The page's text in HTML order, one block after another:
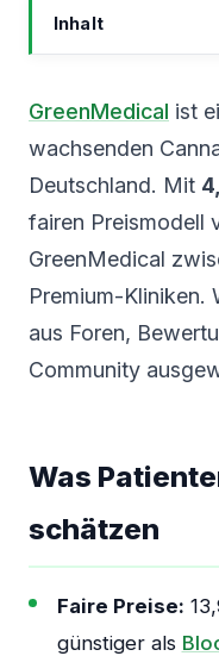
Inhalt
Was Patienten
GreenMedical
GreenMedical vs.
GreenMedical
Alternativen
Häufige Fragen
GreenMedical
GreenMedical
GreenMedical
Ist GreenMedical
GreenMedical ist
wachsenden
Deutschland. Mit
fairen Preismodell
GreenMedical
Premium-Kliniken.
aus Foren,
Community
Was
schätzen
Faire Preise:
günstiger als